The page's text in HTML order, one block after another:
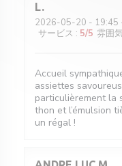
L
2026-05-20 - 19:45
サービス : 5/5 雰囲
Accueil
assiettes
particulièrement la
thon et l’émulsion
un régal !